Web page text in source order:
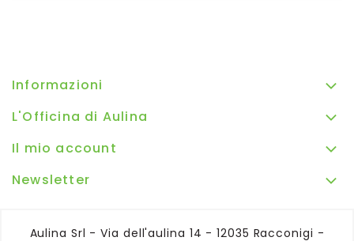
Informazioni
L'Officina di Aulina
Il mio account
Newsletter
Aulina Srl - Via dell'aulina 14 - 12035 Racconigi -